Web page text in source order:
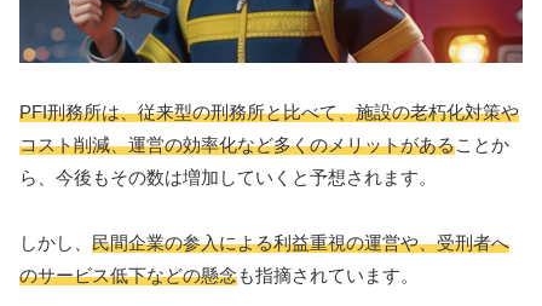
PFI刑務所は、従来型の刑務所と比べて、施設の老朽化対策や
コスト削減、運営の効率化など多くのメリットがあることか
ら、今後もその数は増加していくと予想されます。
しかし、 民間企業の参入による利益重視の運営や、受刑者へ
のサービス低下などの懸念も指摘されています。